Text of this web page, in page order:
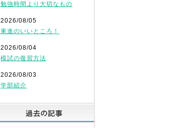
勉強時間より大切なもの
2026/08/05
東進のいいところ！
2026/08/04
模試の復習方法
2026/08/03
学部紹介